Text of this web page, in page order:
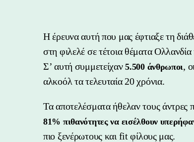
Η έρευνα αυτή που μας έφτιαξε τη
στη φιλελέ σε τέτοια θέματα
Σ’ αυτή συμμετείχαν5.500 άνθρωποι,
αλκοόλ τα τελευταία 20 χρόνια.
Τα αποτελέσματα ήθελαν τους άντρες
81% πιθανότητες να εισέλθουν
πιο ξενέρωτους και fit φίλους μας.